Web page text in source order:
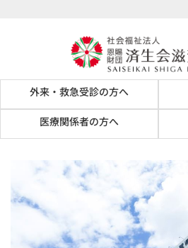
外来・救急受診の方へ
医療関係者の方へ